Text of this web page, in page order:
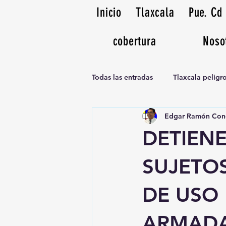
Inicio Tlaxcala
Pue.
cobertura
Todas las entradas Tlaxcala
Noticias Musicales radio 1370am
DE USO
Edgar Ramón